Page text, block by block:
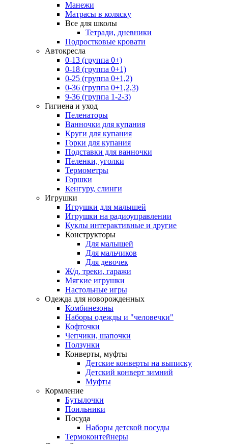
Манежи
Матрасы в коляску
Все для школы
Тетради, дневники
Подростковые кровати
Автокресла
0-13 (группа 0+)
0-18 (группа 0+1)
0-25 (группа 0+1,2)
0-36 (группа 0+1,2,3)
9-36 (группа 1-2-3)
Гигиена и уход
Пеленаторы
Ванночки для купания
Круги для купания
Горки для купания
Подставки для ванночки
Пеленки, уголки
Термометры
Горшки
Кенгуру, слинги
Игрушки
Игрушки для малышей
Игрушки на радиоуправлении
Куклы интерактивные и другие
Конструкторы
Для малышей
Для мальчиков
Для девочек
Ж/д, треки, гаражи
Мягкие игрушки
Настольные игры
Одежда для новорожденных
Комбинезоны
Наборы одежды и "человечки"
Кофточки
Чепчики, шапочки
Ползунки
Конверты, муфты
Детские конверты на выписку
Детский конверт зимний
Муфты
Кормление
Бутылочки
Поильники
Посуда
Наборы детской посуды
Термоконтейнеры